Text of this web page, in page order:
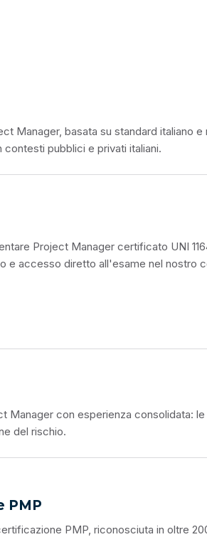
Manager, basata su standard italiano e
pubblici e privati italiani.
Project Manager certificato UNI
e accesso diretto all'esame nel nostro
Manager con esperienza consolidata: le
del rischio.
PMP
PMP, riconosciuta in oltre